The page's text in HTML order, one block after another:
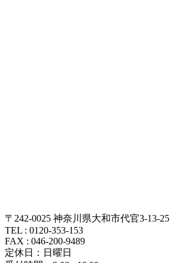
〒242-0025 神奈川県大和市代官3-13-25
TEL : 0120-353-153
FAX : 046-200-9489
定休日：日曜日